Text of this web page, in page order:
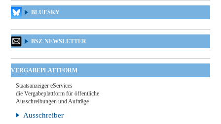
BLUESKY
BSZ-NEWSLETTER
VERGABEPLATTFORM
Staatsanzeiger eServices
die Vergabeplattform für öffentliche
Ausschreibungen und Aufträge
Ausschreiber